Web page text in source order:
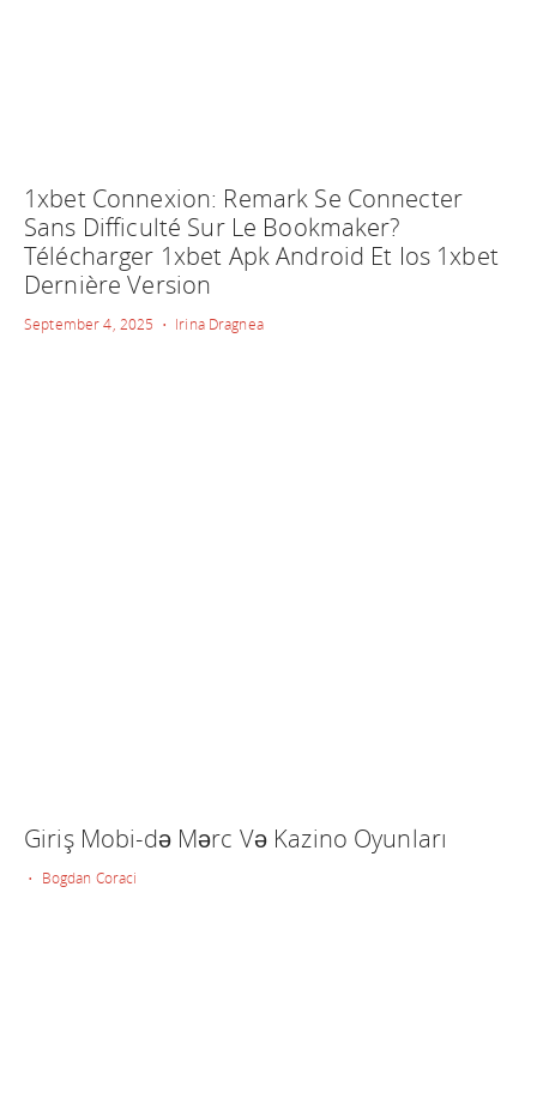
1xbet Connexion: Remark Se Connecter
Sans Difficulté Sur Le Bookmaker?
Télécharger 1xbet Apk Android Et Ios 1xbet
Dernière Version
September 4, 2025 • Irina Dragnea
Giriş Mobi-də Mərc Və Kazino Oyunları
• Bogdan Coraci